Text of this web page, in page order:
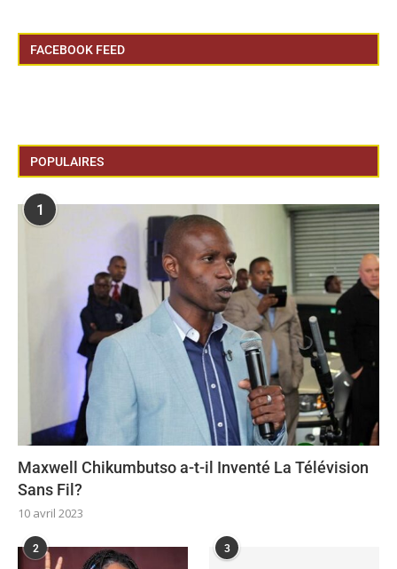
FACEBOOK FEED
POPULAIRES
1
Maxwell Chikumbutso a-t-il Inventé La Télévision
Sans Fil?
10 avril 2023
2 3